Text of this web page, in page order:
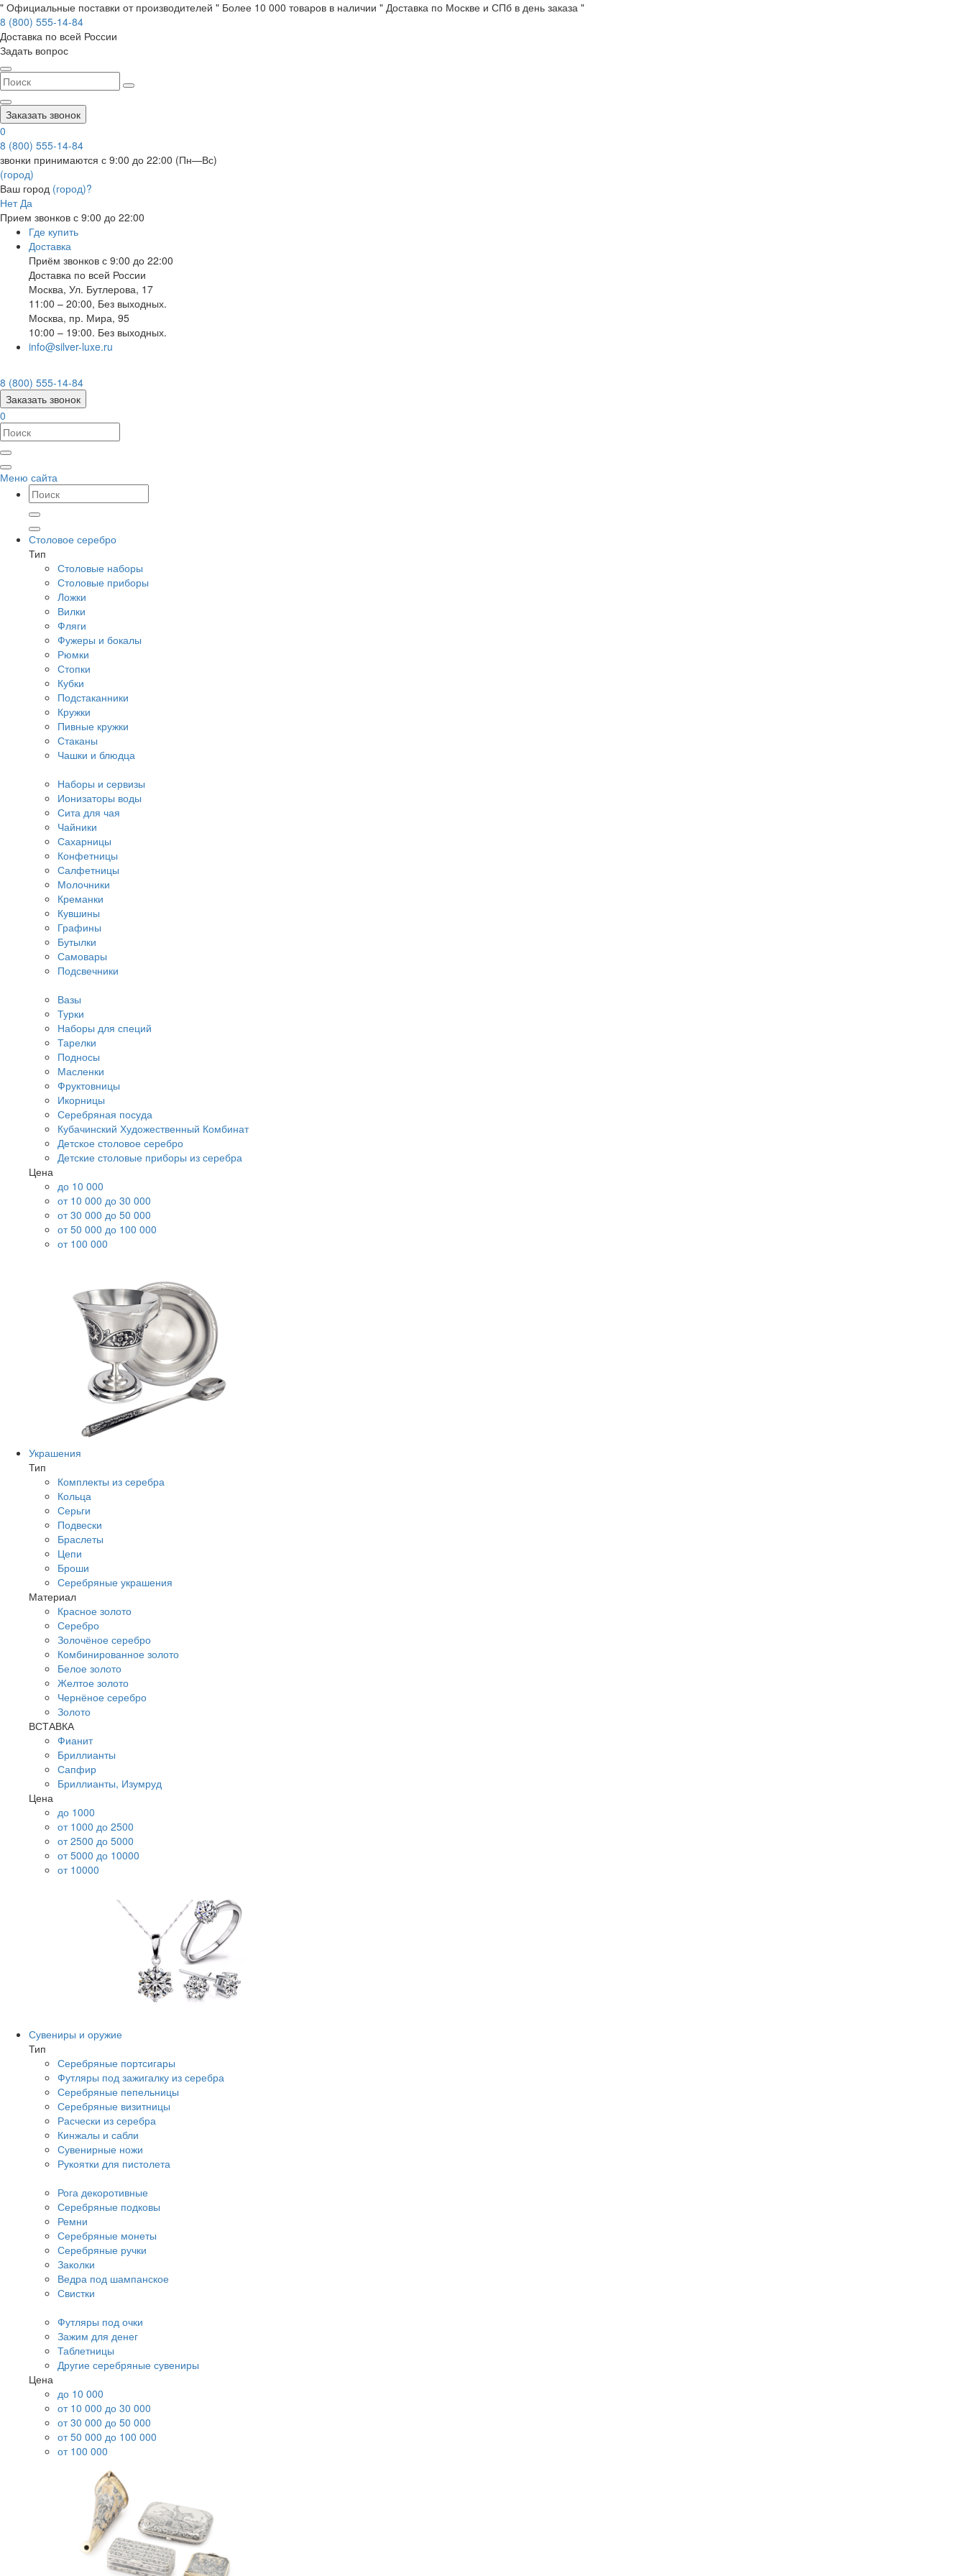
" Официальные поставки от производителей " Более 10 000 товаров в наличии " Доставка по Москве и СПб в день заказа "
8 (800) 555-14-84
Доставка по всей России
Задать вопрос
Заказать звонок
0
8 (800) 555-14-84
звонки принимаются с 9:00 до 22:00 (Пн—Вс)
(город)
Ваш город (город)?
Нет Да
Прием звонков с 9:00 до 22:00
Где купить
Доставка
Приём звонков с 9:00 до 22:00
Доставка по всей России
Москва, Ул. Бутлерова, 17
11:00 – 20:00, Без выходных.
Москва, пр. Мира, 95
10:00 – 19:00. Без выходных.
info@silver-luxe.ru
8 (800) 555-14-84
Заказать звонок
0
Меню сайта
Столовое серебро
Тип
Столовые наборы
Столовые приборы
Ложки
Вилки
Фляги
Фужеры и бокалы
Рюмки
Стопки
Кубки
Подстаканники
Кружки
Пивные кружки
Стаканы
Чашки и блюдца
Наборы и сервизы
Ионизаторы воды
Сита для чая
Чайники
Сахарницы
Конфетницы
Салфетницы
Молочники
Креманки
Кувшины
Графины
Бутылки
Самовары
Подсвечники
Вазы
Турки
Наборы для специй
Тарелки
Подносы
Масленки
Фруктовницы
Икорницы
Серебряная посуда
Кубачинский Художественный Комбинат
Детское столовое серебро
Детские столовые приборы из серебра
Цена
до 10 000
от 10 000 до 30 000
от 30 000 до 50 000
от 50 000 до 100 000
от 100 000
Украшения
Тип
Комплекты из серебра
Кольца
Серьги
Подвески
Браслеты
Цепи
Броши
Серебряные украшения
Материал
Красное золото
Серебро
Золочёное серебро
Комбинированное золото
Белое золото
Желтое золото
Чернёное серебро
Золото
ВСТАВКА
Фианит
Бриллианты
Сапфир
Бриллианты, Изумруд
Цена
до 1000
от 1000 до 2500
от 2500 до 5000
от 5000 до 10000
от 10000
Сувениры и оружие
Тип
Серебряные портсигары
Футляры под зажигалку из серебра
Серебряные пепельницы
Серебряные визитницы
Расчески из серебра
Кинжалы и сабли
Сувенирные ножи
Рукоятки для пистолета
Рога декоротивные
Серебряные подковы
Ремни
Серебряные монеты
Серебряные ручки
Заколки
Ведра под шампанское
Свистки
Футляры под очки
Зажим для денег
Таблетницы
Другие серебряные сувениры
Цена
до 10 000
от 10 000 до 30 000
от 30 000 до 50 000
от 50 000 до 100 000
от 100 000